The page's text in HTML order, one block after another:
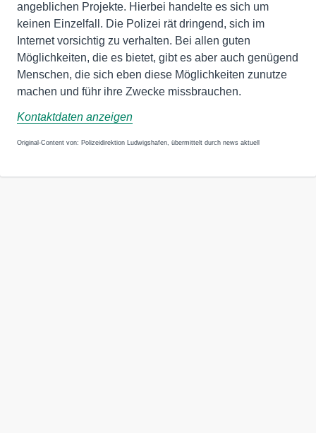
angeblichen Projekte. Hierbei handelte es sich um
keinen Einzelfall. Die Polizei rät dringend, sich im
Internet vorsichtig zu verhalten. Bei allen guten
Möglichkeiten, die es bietet, gibt es aber auch genügend
Menschen, die sich eben diese Möglichkeiten zunutze
machen und führ ihre Zwecke missbrauchen.
Kontaktdaten anzeigen
Original-Content von: Polizeidirektion Ludwigshafen, übermittelt durch news aktuell